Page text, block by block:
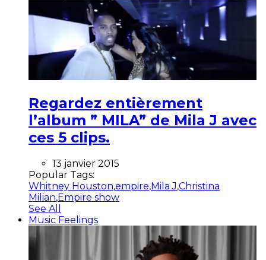
Regardez entièrement
l’album ” MILA” de Mila J avec
ces 5 clips.
13 janvier 2015
Popular Tags:
Whitney Houston,empire,Mila J,Christina
Milian,Empire show
See All
Music Feelings